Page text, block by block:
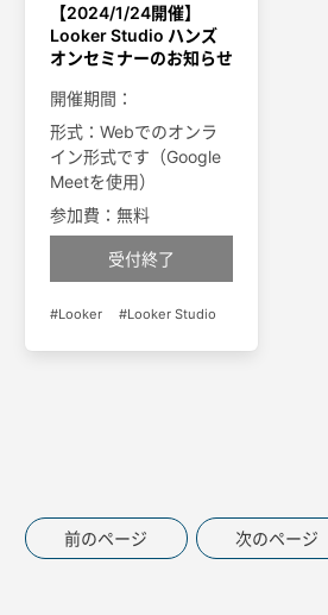
【2024/1/24開催】
Looker Studio ハンズ
オンセミナーのお知らせ
開催期間：
形式：Webでのオンラ
イン形式です（Google
Meetを使用）
参加費：無料
受付終了
Looker Looker Studio
前のページ 次のページ